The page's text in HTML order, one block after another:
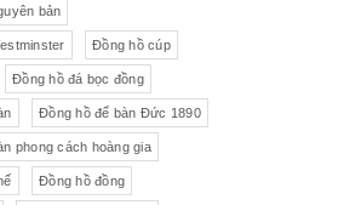
bản
Đồng hồ cúp
Đồng hồ đá bọc đồng
Đồng hồ để bàn Đức 1890
phong cách hoàng gia
Đồng hồ đồng